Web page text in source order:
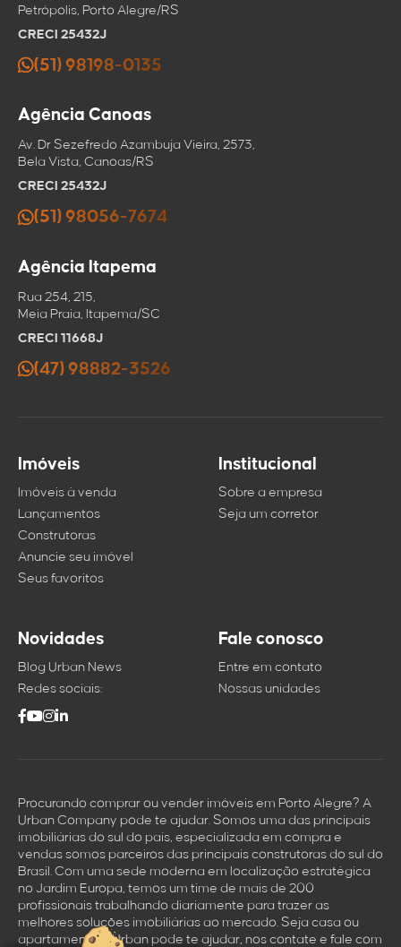
Petrópolis, Porto Alegre/RS
CRECI 25432J
(51) 98198-0135
Agência Canoas
Av. Dr Sezefredo Azambuja Vieira, 2573,
Bela Vista, Canoas/RS
CRECI 25432J
(51) 98056-7674
Agência Itapema
Rua 254, 215,
Meia Praia, Itapema/SC
CRECI 11668J
(47) 98882-3526
Imóveis
Imóveis à venda
Lançamentos
Construtoras
Anuncie seu imóvel
Seus favoritos
Institucional
Sobre a empresa
Seja um corretor
Novidades
Blog Urban News
Redes sociais:
Fale conosco
Entre em contato
Nossas unidades
Procurando comprar ou vender imóveis em Porto Alegre? A
Urban Company pode te ajudar. Somos uma das principais
imobiliárias do sul do país, especializada em compra e
vendas somos parceiros das principais construtoras do sul do
Brasil. Com uma sede moderna em localização estratégica
no Jardim Europa, temos um time de mais de 200
profissionais trabalhando diariamente para trazer as
melhores soluçōes imobiliárias ao mercado. Seja casa ou
apartamento a Urban pode te ajudar, nos contate e fale com